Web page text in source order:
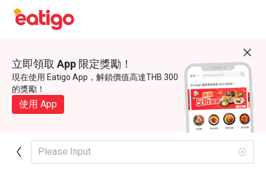
立即領取 App 限定獎勵！
現在使用 Eatigo App，解鎖價值高達THB 300
的獎勵！
使用 App
Please Input